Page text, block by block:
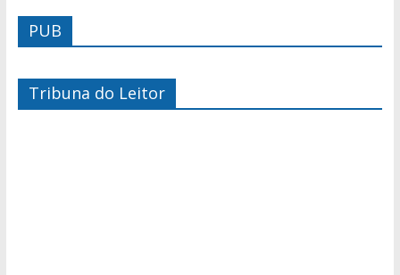
PUB
Tribuna do Leitor